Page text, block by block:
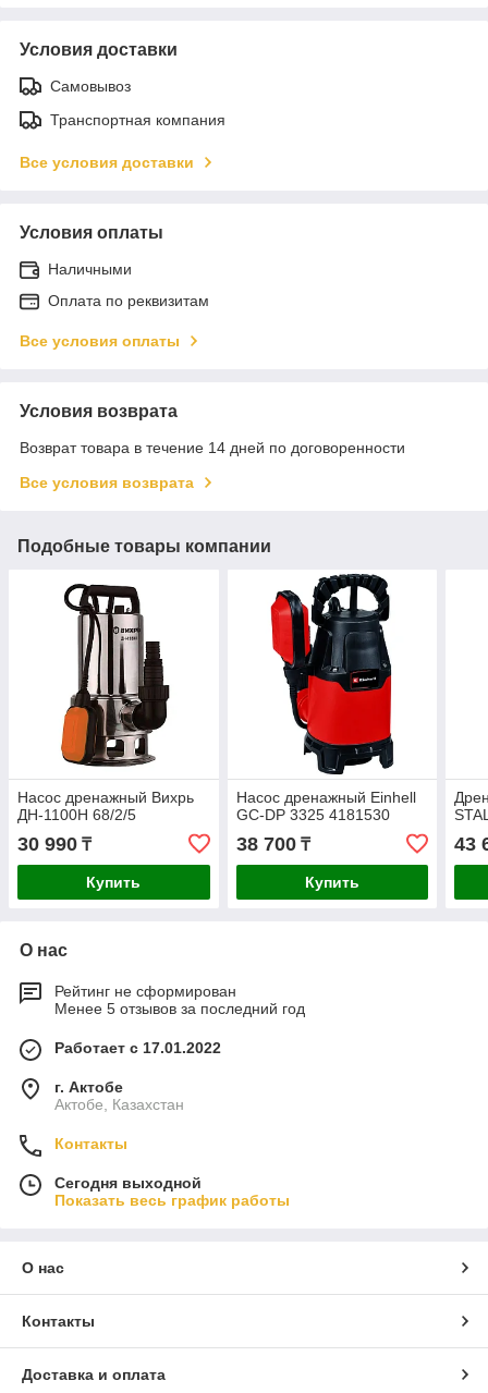
Условия доставки
Самовывоз
Транспортная компания
Все условия доставки
Условия оплаты
Наличными
Оплата по реквизитам
Все условия оплаты
Условия возврата
Возврат товара в течение 14 дней по договоренности
Все условия возврата
Подобные товары компании
Насос дренажный Вихрь
ДН-1100Н 68/2/5
30 990 ₸
Купить
Насос дренажный Einhell
GC-DP 3325 4181530
38 700₸
Купить
43
О нас
Рейтинг не сформирован
Менее 5 отзывов за последний год
Работает с 17.01.2022
г. Актобе
Актобе, Казахстан
Контакты
Сегодня выходной
Показать весь график работы
О нас
Контакты
Доставка и оплата